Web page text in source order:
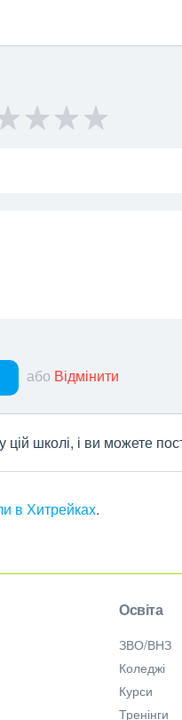
або Відмінити
цій школі, і ви можете
в Хитрейках.
Освіта
ЗВО/ВНЗ
Коледжі
Курси
Тренінги